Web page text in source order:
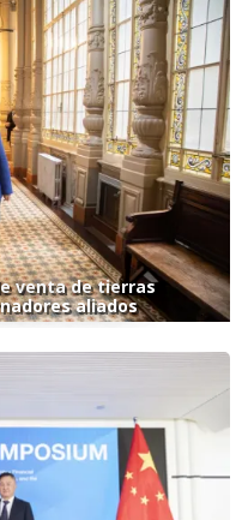
venta de tierras
aliados